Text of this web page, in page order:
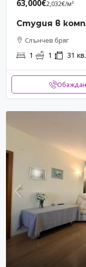
63,000€2,032€/м²
Студия в
Слънчев бряг
1 1 31